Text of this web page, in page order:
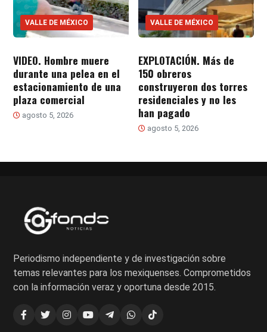
VALLE DE MÉXICO
VIDEO. Hombre muere
durante una pelea en el
estacionamiento de una
plaza comercial
agosto 5, 2026
VALLE DE MÉXICO
EXPLOTACIÓN. Más de
150 obreros
construyeron dos torres
residenciales y no les
han pagado
agosto 5, 2026
Periodismo independiente y de investigación sobre
temas relevantes para los mexiquenses. Comprometidos
con la información veraz y oportuna desde 2015.